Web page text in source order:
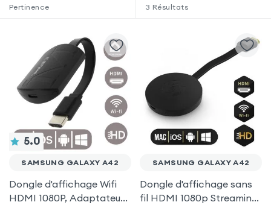
Pertinence 3 Résultats
5.0
SAMSUNG GALAXY A42
Dongle d'affichage Wifi
HDMI 1080P, Adaptateur
SAMSUNG GALAXY A42
Dongle d'affichage sans
fil HDMI 1080p Streaming,